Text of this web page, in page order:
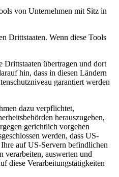
von Unternehmen mit Sitz in
Drittstaaten. Wenn diese Tools
Drittstaaten übertragen und dort
hin, dass in diesen Ländern
garantiert werden
dazu verpflichtet,
herauszugeben,
gerichtlich vorgehen
werden, dass US-
auf US-Servern befindlichen
verarbeiten, auswerten und
diese Verarbeitungstätigkeiten